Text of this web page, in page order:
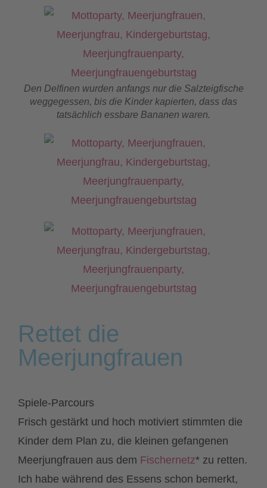
Den Delfinen wurden anfangs nur die Salzteigfische
weggegessen, bis die Kinder kapierten, dass das
tatsächlich essbare Bananen waren.
Rettet die
Meerjungfrauen
Spiele-Parcours
Frisch gestärkt und hoch motiviert stimmten die
Kinder dem Plan zu, die kleinen gefangenen
Meerjungfrauen aus dem Fischernetz* zu retten.
Ich habe während des Essens schon bemerkt,